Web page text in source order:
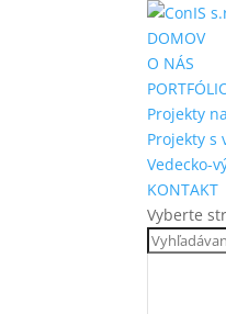
DOMOV
O NÁS
Projekty
Projekty s
Vedecko-
KONTAKT
Vyberte